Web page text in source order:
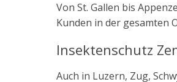
Von St. Gallen bis
Kunden in der gesamten
Insektenschutz
Auch in Luzern, Zug,